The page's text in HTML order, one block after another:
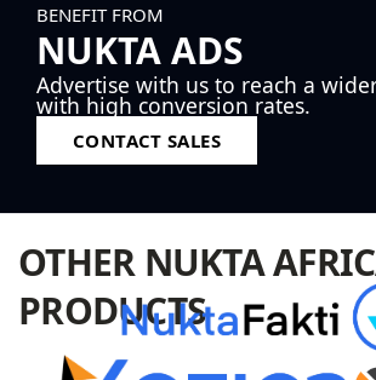
BENEFIT FROM
NUKTA ADS
Advertise with us to reach a
with high conversion rates.
CONTACT SALES
OTHER NUKTA
PRODUCTS